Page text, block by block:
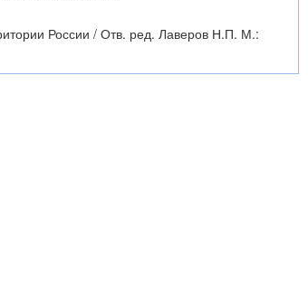
России / Отв. ред. Лаверов Н.П. М.: